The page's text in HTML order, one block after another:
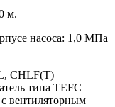
м.
насоса: 1,0 МПа
CHLF(T)
типа TEFC
вентиляторным